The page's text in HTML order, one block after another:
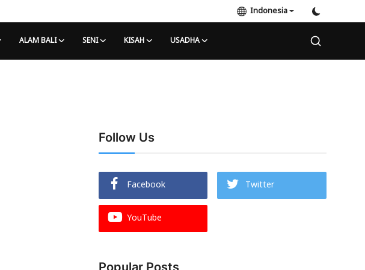
Indonesia
ALAM BALI SENI KISAH USADHA
Follow Us
Facebook
Twitter
YouTube
Popular Posts